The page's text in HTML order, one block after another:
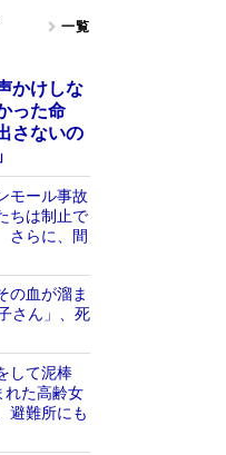
一覧
かけしな
った命
さないの
モール事故
ちは制止で
さらに、間
の血が溜ま
さん」、死
して泥棒
た高齢女
避難所にも